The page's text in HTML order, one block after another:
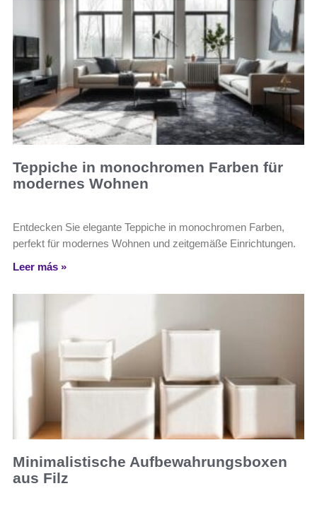
Teppiche in monochromen Farben für
modernes Wohnen
Entdecken Sie elegante Teppiche in monochromen Farben,
perfekt für modernes Wohnen und zeitgemäße Einrichtungen.
Leer más »
Minimalistische Aufbewahrungsboxen
aus Filz